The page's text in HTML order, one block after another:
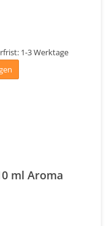
1-3 Werktage
ml Aroma